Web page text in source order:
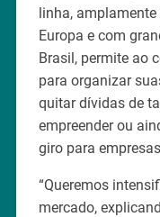
linha,
Europa e com
Brasil, permite ao
para organizar
quitar dívidas de
empreender ou
giro para
“Queremos
mercado,